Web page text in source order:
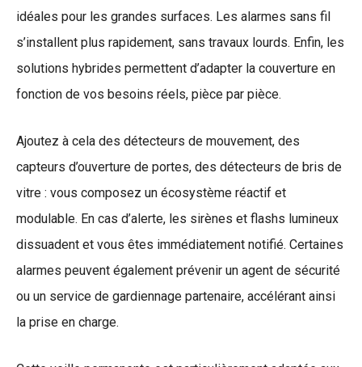
idéales pour les grandes surfaces. Les alarmes sans fil
s’installent plus rapidement, sans travaux lourds. Enfin, les
solutions hybrides permettent d’adapter la couverture en
fonction de vos besoins réels, pièce par pièce.
Ajoutez à cela des détecteurs de mouvement, des
capteurs d’ouverture de portes, des détecteurs de bris de
vitre : vous composez un écosystème réactif et
modulable. En cas d’alerte, les sirènes et flashs lumineux
dissuadent et vous êtes immédiatement notifié. Certaines
alarmes peuvent également prévenir un agent de sécurité
ou un service de gardiennage partenaire, accélérant ainsi
la prise en charge.